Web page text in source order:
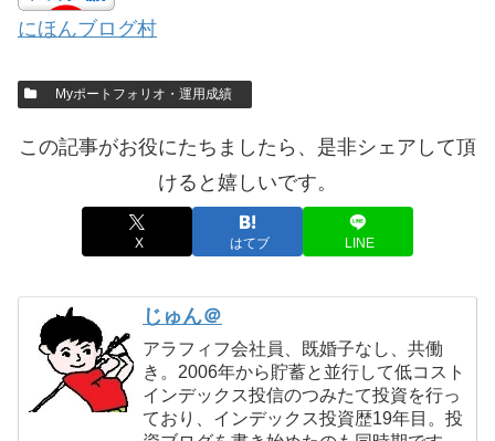
にほんブログ村
Myポートフォリオ・運用成績
この記事がお役にたちましたら、是非シェアして頂
けると嬉しいです。
X はてブ LINE
じゅん＠
アラフィフ会社員、既婚子なし、共働
き。2006年から貯蓄と並行して低コスト
インデックス投信のつみたて投資を行っ
ており、インデックス投資歴19年目。投